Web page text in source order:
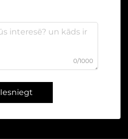
0/1000
Iesniegt